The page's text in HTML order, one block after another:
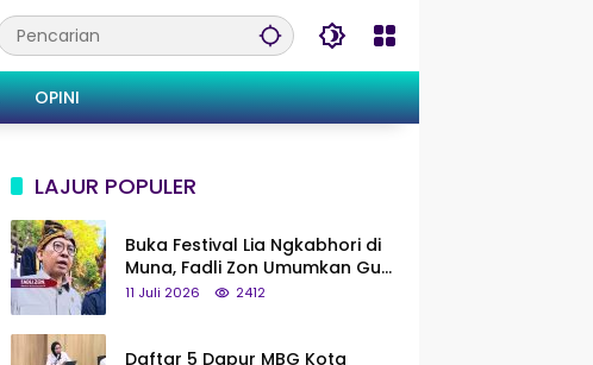
OPINI
LAJUR POPULER
Buka Festival Lia Ngkabhori di
Muna, Fadli Zon Umumkan Gua
Metanduno Segera Naik Status
11 Juli 2026 2412
Daftar 5 Dapur MBG Kota